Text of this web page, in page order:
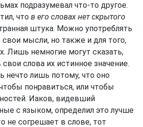
подразумевал что-то другое.
что в его словах нет скрытого
штука. Можно употреблять
свои мысли, но также и для того,
Лишь немногие могут сказать,
слова их истинное значение.
лишь потому, что оно
понравиться, или чтобы
Иаков, видевший
с языком, определил это лучше
не согрешает в слове, тот